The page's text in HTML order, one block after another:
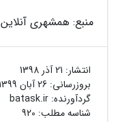
منبع: همشهری آنلاین
انتشار: 21 آذر 1398
بروزرسانی: 26 آبان 1399
گردآورنده: batask.ir
شناسه مطلب: 920